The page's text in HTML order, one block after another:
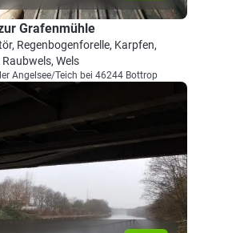
Grafenmühle
Regenbogenforelle, Karpfen,
Wels
Angelsee/Teich bei 46244 Bottrop